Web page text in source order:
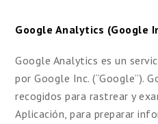
Google Analytics (Google
Google Analytics es un
por Google Inc. (“Google”).
recogidos para rastrear y
Aplicación, para preparar